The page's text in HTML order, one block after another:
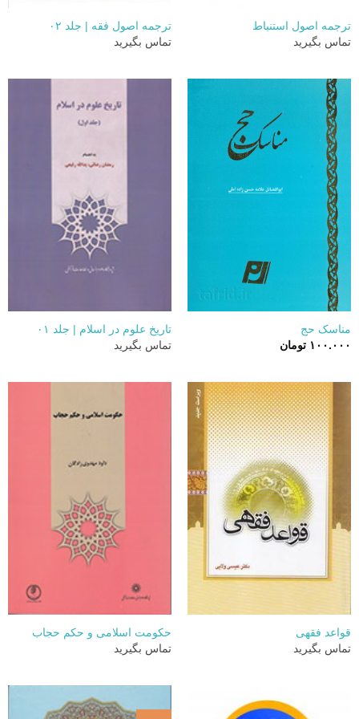
ترجمه اصول استنباط
تماس بگیرید
ترجمه اصول فقه | جلد ۰۲
تماس بگیرید
مناسک حج
۱۰۰.۰۰۰ تومان
تاريخ علوم در اسلام | جلد ۰۱
تماس بگیرید
قواعد فقهی
تماس بگیرید
حکومت اسلامی و حکم حجاب
تماس بگیرید